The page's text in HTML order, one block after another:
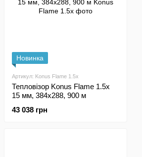
Новинка
Артикул: Konus Flame 1.5x
Тепловізор Konus Flame 1.5x
15 мм, 384x288, 900 м
43 038 грн